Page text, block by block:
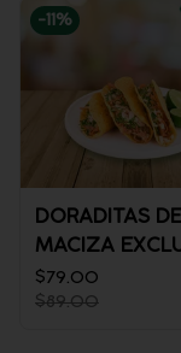
-11 %
DORADITAS DE
MACIZA
$79.00
$89.00